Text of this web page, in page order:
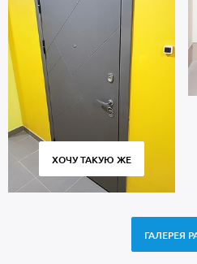
ХОЧУ ТАКУЮ ЖЕ
ГАЛЕРЕЯ